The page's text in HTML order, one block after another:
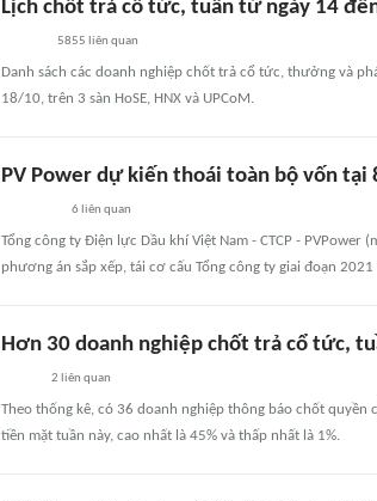
Lịch chốt trả cổ tức, tuần từ ngày 14
5855 liên quan
Danh sách các doanh nghiệp chốt trả cổ tức, thưởng và
18/10, trên 3 sàn HoSE, HNX và UPCoM.
PV Power dự kiến thoái toàn bộ vốn tại
6 liên quan
Tổng công ty Điện lực Dầu khí Việt Nam - CTCP - PVPower
phương án sắp xếp, tái cơ cấu Tổng công ty giai đoạn
Hơn 30 doanh nghiệp chốt trả cổ tức,
2 liên quan
Theo thống kê, có 36 doanh nghiệp thông báo chốt
tiền mặt tuần này, cao nhất là 45% và thấp nhất là 1%.